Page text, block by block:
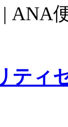
| ANA
ティ